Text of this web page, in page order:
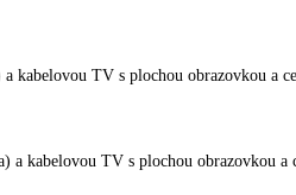
kabelovou TV s plochou obrazovkou a
a kabelovou TV s plochou obrazovkou a